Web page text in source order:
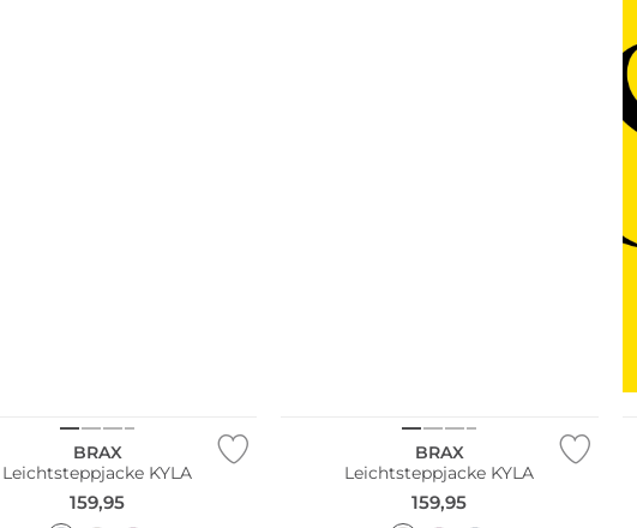
BRAX
Leichtsteppjacke KYLA
159,95
BRAX
Leichtsteppjacke KYLA
159,95